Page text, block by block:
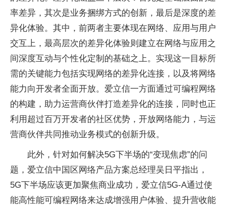
率差异，其次是业务捆绑方式的创新，最后是深度的差
异化体验。其中，前两者主要体现在网络、应用与用户
交互上，最高层次的差异化体验则建立在网络与应用之
间深度互动与个性化定制的基础之上。实现这一目标所
需的关键能力包括实现网络的差异化连接，以及将网络
能力向开发者全面开放。爱立信一方面通过可编程网络
的构建，助力运营商伙伴打造差异化的连接，同时也正
利用超过百万开发者的社区优势，开放网络能力，与运
营商伙伴共同推动业务模式的创新升级。
此外，针对如何解决5G下半场的“变现焦虑”的问
题，爱立信中国区网络产品方案总经理吴日 平指出，
5G下半场应该更加聚焦商业成功，爱立信5G-A通过使
能高性能可编程网络来达成增强用户体验、提升营收能